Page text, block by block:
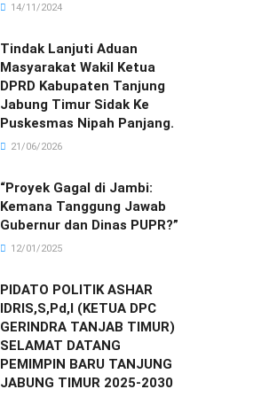
14/11/2024
Tindak Lanjuti Aduan
Masyarakat Wakil Ketua
DPRD Kabupaten Tanjung
Jabung Timur Sidak Ke
Puskesmas Nipah Panjang.
21/06/2026
“Proyek Gagal di Jambi:
Kemana Tanggung Jawab
Gubernur dan Dinas PUPR?”
12/01/2025
PIDATO POLITIK ASHAR
IDRIS,S,Pd,I (KETUA DPC
GERINDRA TANJAB TIMUR)
SELAMAT DATANG
PEMIMPIN BARU TANJUNG
JABUNG TIMUR 2025-2030